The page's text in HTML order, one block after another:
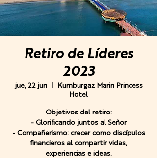
Retiro de Líderes
2023
jue, 22 jun
  |
Kumburgaz Marin Princess
Hotel
Objetivos del retiro:
- Glorificando juntos al Señor
- Compañerismo: crecer como discípulos
financieros al compartir vidas,
experiencias e ideas.